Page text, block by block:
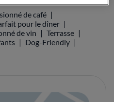
de café
pour le dîner
de vin
Terrasse
Dog-Friendly